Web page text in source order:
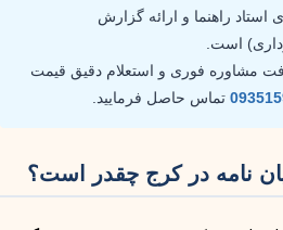
راهنما و ارائه گزارش
است.
مشاوره فوری و استعلام دقیق قیمت
تماس حاصل فرمایید.
نامه در کرج چقدر است؟